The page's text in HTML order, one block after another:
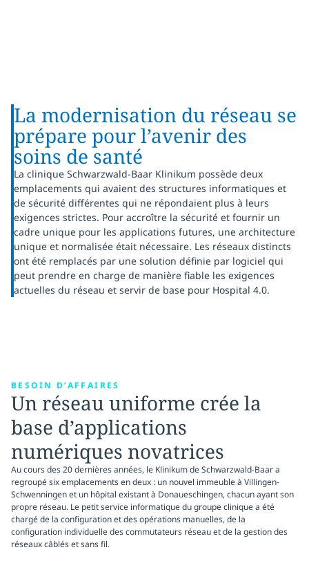
La modernisation du réseau se
prépare pour l’avenir des
soins de santé
La clinique Schwarzwald-Baar Klinikum possède deux
emplacements qui avaient des structures informatiques et
de sécurité différentes qui ne répondaient plus à leurs
exigences strictes. Pour accroître la sécurité et fournir un
cadre unique pour les applications futures, une architecture
unique et normalisée était nécessaire. Les réseaux distincts
ont été remplacés par une solution définie par logiciel qui
peut prendre en charge de manière fiable les exigences
actuelles du réseau et servir de base pour Hospital 4.0.
BESOIN D’AFFAIRES
Un réseau uniforme crée la
base d’applications
numériques novatrices
Au cours des 20 dernières années, le Klinikum de Schwarzwald-Baar a
regroupé six emplacements en deux : un nouvel immeuble à Villingen-
Schwenningen et un hôpital existant à Donaueschingen, chacun ayant son
propre réseau. Le petit service informatique du groupe clinique a été
chargé de la configuration et des opérations manuelles, de la
configuration individuelle des commutateurs réseau et de la gestion des
réseaux câblés et sans fil.